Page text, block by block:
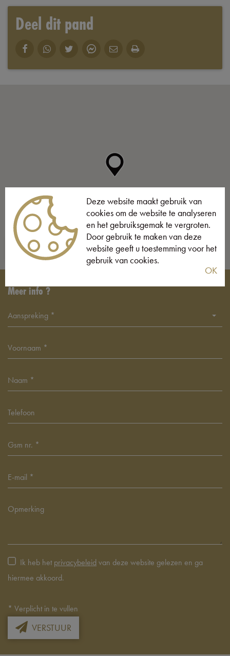
Deel dit pand
STREET VIEW
Meer info ?
Aanspreking *
Ik heb hetprivacybeleidvan deze website gelezen en ga
hiermee akkoord.
* Verplicht in te vullen
VERSTUUR
Deze website maakt gebruik van
cookies om de website te analyseren
en het gebruiksgemak te vergroten.
Door gebruik te maken van deze
website geeft u toestemming voor het
gebruik van cookies.
OK